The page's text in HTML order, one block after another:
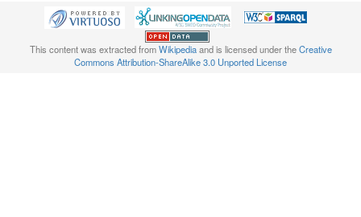
This content was extracted fromWikipediaand is licensed under theCreative
Commons Attribution-ShareAlike 3.0 Unported License